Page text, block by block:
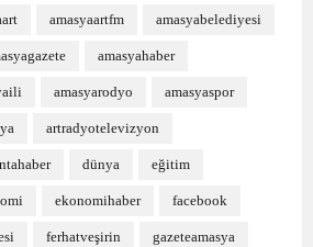
amasyaartfm amasyabelediyesi
amasyahaber
amasyarodyo amasyaspor
artradyotelevizyon
dünya eğitim
ekonomihaber facebook
ferhatveşirin gazeteamasya